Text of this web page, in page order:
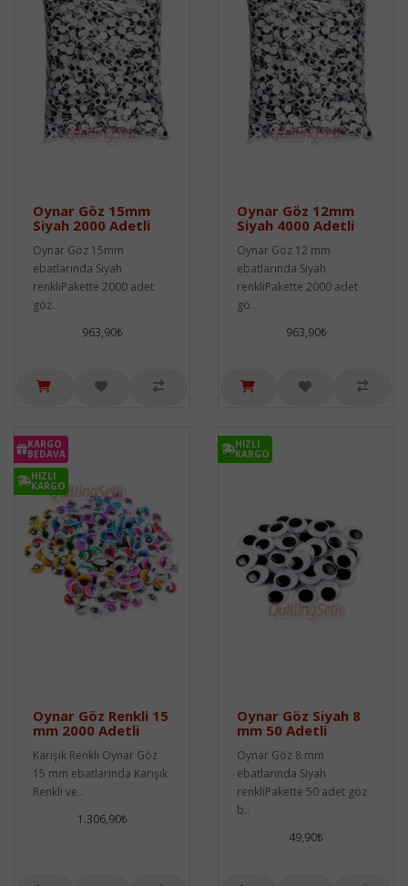
Oynar Göz 15mm
Siyah 2000 Adetli
Oynar Göz 15mm
ebatlarında Siyah
renkliPakette 2000 adet
göz..
963,90₺
Oynar Göz 12mm
Siyah 4000 Adetli
Oynar Göz 12 mm
ebatlarında Siyah
renkliPakette 2000 adet
gö..
963,90₺
KARGO
BEDAVA
HIZLI
KARGO
Oynar Göz Renkli 15
mm 2000 Adetli
Karışık Renkli Oynar Göz
15 mm ebatlarında Karışık
Renkli ve..
1.306,90₺
HIZLI
KARGO
Oynar Göz Siyah 8
mm 50 Adetli
Oynar Göz 8 mm
ebatlarında Siyah
renkliPakette 50 adet göz
b..
49,90₺